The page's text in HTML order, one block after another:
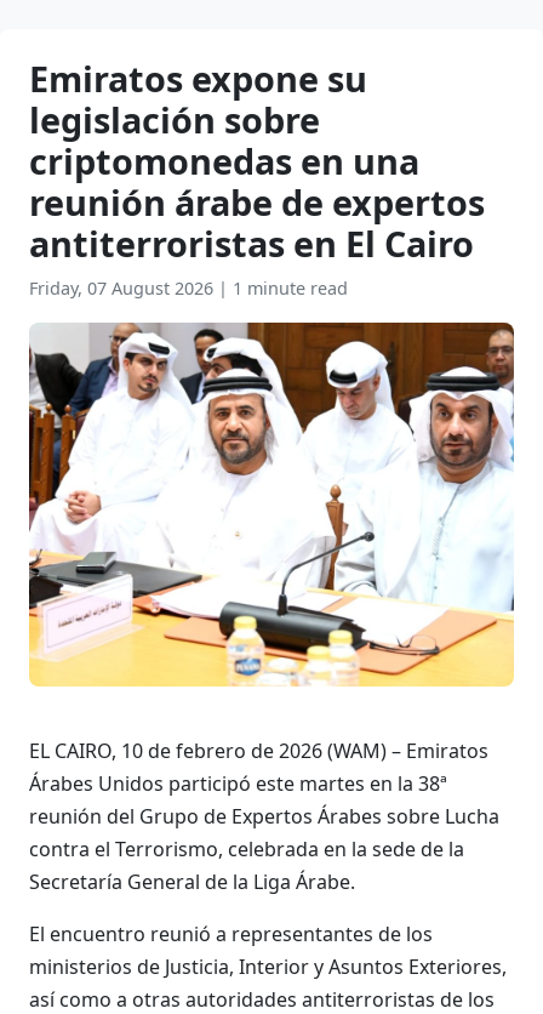
Emiratos expone su
legislación sobre
criptomonedas en una
reunión árabe de expertos
antiterroristas en El Cairo
Friday, 07 August 2026 | 1 minute read
EL CAIRO, 10 de febrero de 2026 (WAM) – Emiratos
Árabes Unidos participó este martes en la 38ª
reunión del Grupo de Expertos Árabes sobre Lucha
contra el Terrorismo, celebrada en la sede de la
Secretaría General de la Liga Árabe.
El encuentro reunió a representantes de los
ministerios de Justicia, Interior y Asuntos Exteriores,
así como a otras autoridades antiterroristas de los